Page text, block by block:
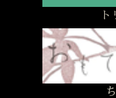
ト